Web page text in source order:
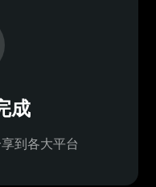
成
到各大平台